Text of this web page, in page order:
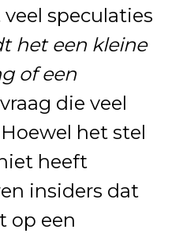
speculaties
het een kleine
of een
die veel
het stel
heeft
insiders dat
op een